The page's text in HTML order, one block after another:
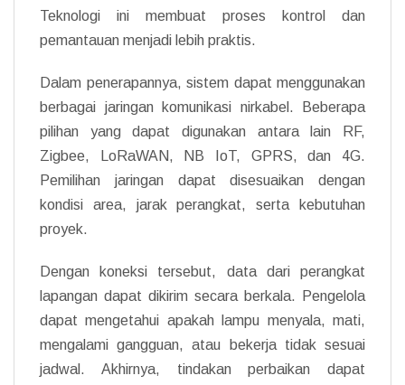
Teknologi ini membuat proses kontrol dan
pemantauan menjadi lebih praktis.
Dalam penerapannya, sistem dapat menggunakan
berbagai jaringan komunikasi nirkabel. Beberapa
pilihan yang dapat digunakan antara lain RF,
Zigbee, LoRaWAN, NB IoT, GPRS, dan 4G.
Pemilihan jaringan dapat disesuaikan dengan
kondisi area, jarak perangkat, serta kebutuhan
proyek.
Dengan koneksi tersebut, data dari perangkat
lapangan dapat dikirim secara berkala. Pengelola
dapat mengetahui apakah lampu menyala, mati,
mengalami gangguan, atau bekerja tidak sesuai
jadwal. Akhirnya, tindakan perbaikan dapat